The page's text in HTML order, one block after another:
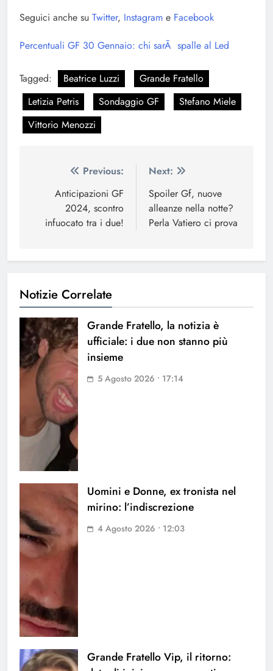
Seguici anche su Twitter, Instagram e Facebook
Percentuali GF 30 Gennaio: chi sarÃ spalle al Led
Tagged: Beatrice Luzzi
Grande Fratello
Letizia Petris
Sondaggio GF
Stefano Miele
Vittorio Menozzi
Navigazione
articoli
Previous:
Anticipazioni GF
2024, scontro
infuocato tra i due!
Next:
Spoiler Gf, nuove
alleanze nella notte?
Perla Vatiero ci prova
Notizie Correlate
Grande Fratello, la notizia è
ufficiale: i due non stanno più
insieme
5 Agosto 2026 • 17:14
Uomini e Donne, ex tronista nel
mirino: l’indiscrezione
4 Agosto 2026 • 12:03
Grande Fratello Vip, il ritorno: